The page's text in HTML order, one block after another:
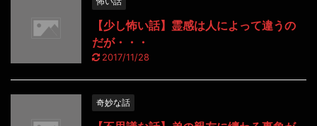
【少し怖い話】霊感は人によって違うの
だが・・・
2017/11/28
奇妙な話